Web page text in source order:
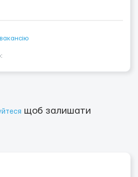
щоб залишати